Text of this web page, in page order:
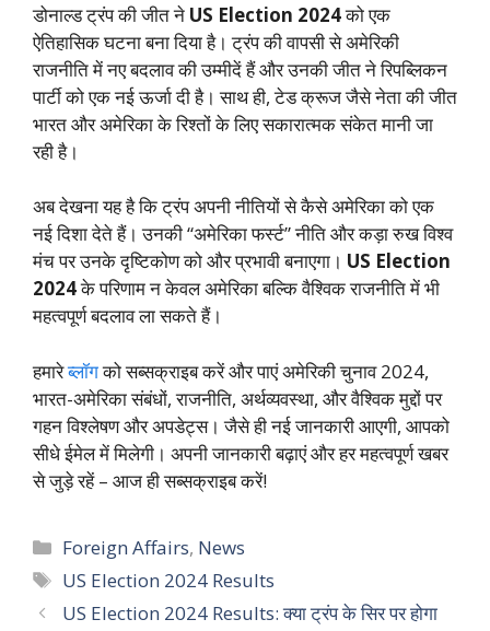
डोनाल्ड ट्रंप की जीत ने US Election 2024को एक
ऐतिहासिक घटना बना दिया है। ट्रंप की वापसी से अमेरिकी
राजनीति में नए बदलाव की उम्मीदें हैं और उनकी जीत ने रिपब्लिकन
पार्टी को एक नई ऊर्जा दी है। साथ ही, टेड क्रूज जैसे नेता की जीत
भारत और अमेरिका के रिश्तों के लिए सकारात्मक संकेत मानी जा
रही है।
अब देखना यह है कि ट्रंप अपनी नीतियों से कैसे अमेरिका को एक
नई दिशा देते हैं। उनकी “अमेरिका फर्स्ट” नीति और कड़ा रुख विश्व
मंच पर उनके दृष्टिकोण को और प्रभावी बनाएगा। US Election
2024के परिणाम न केवल अमेरिका बल्कि वैश्विक राजनीति में भी
महत्वपूर्ण बदलाव ला सकते हैं।
हमारेब्लॉगको सब्सक्राइब करें और पाएं अमेरिकी चुनाव 2024,
भारत-अमेरिका संबंधों, राजनीति, अर्थव्यवस्था, और वैश्विक मुद्दों पर
गहन विश्लेषण और अपडेट्स। जैसे ही नई जानकारी आएगी, आपको
सीधे ईमेल में मिलेगी। अपनी जानकारी बढ़ाएं और हर महत्वपूर्ण खबर
से जुड़े रहें – आज ही सब्सक्राइब करें!
Categories
Foreign Affairs, News
Tags
US Election 2024 Results
US Election 2024 Results: क्या ट्रंप के सिर पर होगा